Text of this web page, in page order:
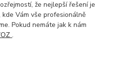
že nejlepší řešení je
Vám vše profesionálně
Pokud nemáte jak k nám
.